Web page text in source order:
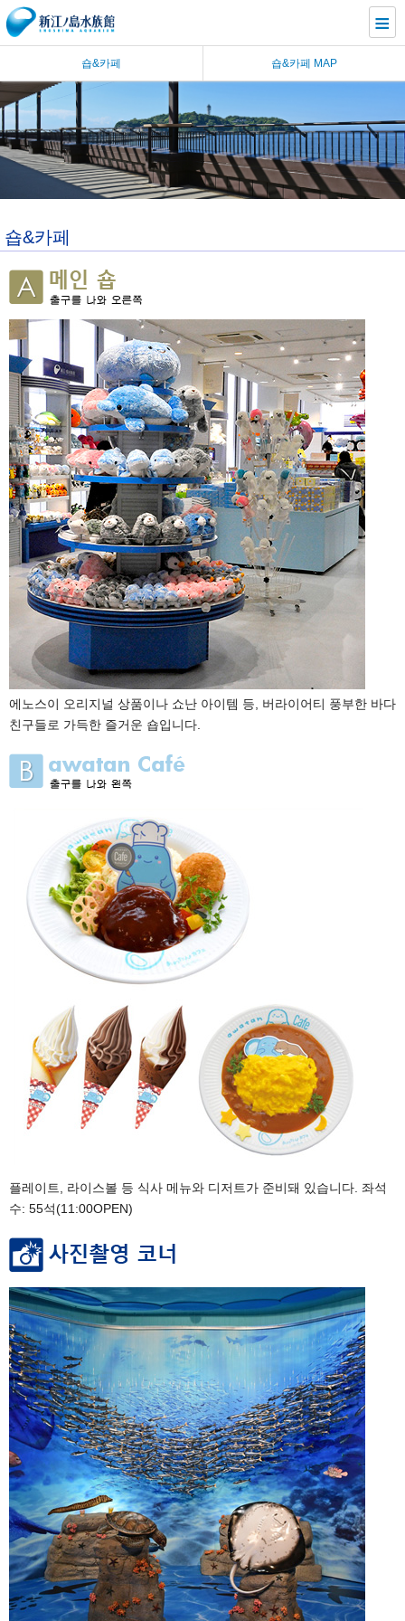
≡
숍&카페 숍&카페 MAP
숍&카페
에노스이 오리지널 상품이나 쇼난 아이템 등, 버라이어티 풍부한 바다
친구들로 가득한 즐거운 숍입니다.
플레이트, 라이스볼 등 식사 메뉴와 디저트가 준비돼 있습니다. 좌석
수: 55석(11:00OPEN)